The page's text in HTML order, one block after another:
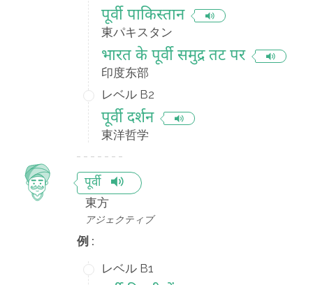
पूर्वी पाकिस्तान
東パキスタン
भारत के पूर्वी समुद्र तट पर
印度东部
レベル B2
पूर्वी दर्शन
東洋哲学
पूर्वी
東方
アジェクティブ
例 :
レベル B1